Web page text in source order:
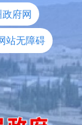
政府网
站无障碍